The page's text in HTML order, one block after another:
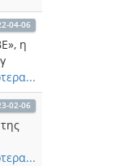
04-06
η
02-06